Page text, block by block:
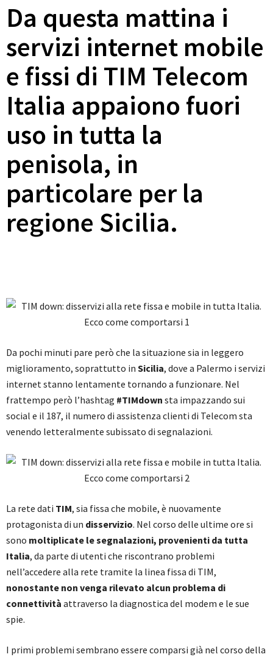
Da questa mattina i
servizi internet mobile
e fissi di TIM Telecom
Italia appaiono fuori
uso in tutta la
penisola, in
particolare per la
regione Sicilia.
Da pochi minuti pare però che la situazione sia in leggero
miglioramento, soprattutto in Sicilia, dove a Palermo i servizi
internet stanno lentamente tornando a funzionare. Nel
frattempo però l’hashtag #TIMdown sta impazzando sui
social e il 187, il numero di assistenza clienti di Telecom sta
venendo letteralmente subissato di segnalazioni.
La rete dati TIM, sia fissa che mobile, è nuovamente
protagonista di un disservizio. Nel corso delle ultime ore si
sono moltiplicate le segnalazioni, provenienti da tutta
Italia, da parte di utenti che riscontrano problemi
nell’accedere alla rete tramite la linea fissa di TIM,
nonostante non venga rilevato alcun problema di
connettività attraverso la diagnostica del modem e le sue
spie.
I primi problemi sembrano essere comparsi già nel corso della